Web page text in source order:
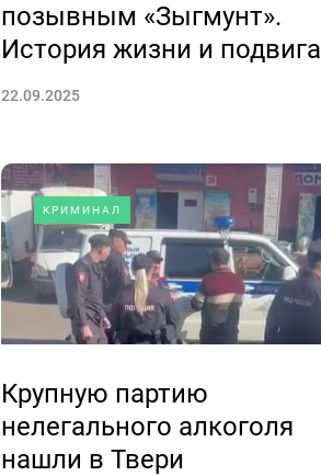
позывным «Зыгмунт».
История жизни и подвига
22.09.2025
КРИМИНАЛ
Крупную партию
нелегального алкоголя
нашли в Твери